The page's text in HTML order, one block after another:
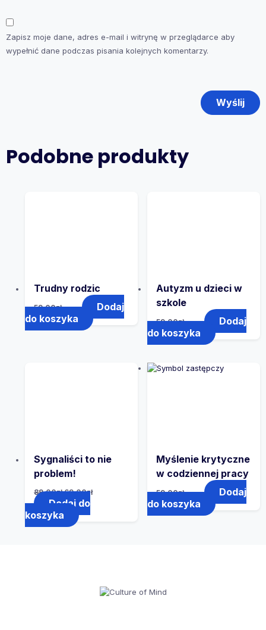
Zapisz moje dane, adres e-mail i witrynę w przeglądarce aby
wypełnić dane podczas pisania kolejnych komentarzy.
Podobne produkty
Trudny rodzic
59.00zł
Dodaj
do koszyka
Autyzm u dzieci w
szkole
59.00zł
Dodaj
do koszyka
Sygnaliści to nie
problem!
89.00zł 69.00zł
Dodaj do
koszyka
Myślenie krytyczne
w codziennej pracy
59.00zł
Dodaj
do koszyka